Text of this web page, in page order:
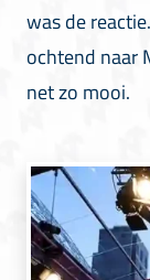
was de
ochtend naar
net zo mooi.